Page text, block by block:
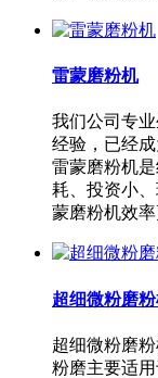
雷蒙磨粉机
我们公司专
经验，已经
雷蒙磨粉机
耗、投资小
蒙磨粉机效率
超细微粉磨
超细微粉磨
粉磨主要适